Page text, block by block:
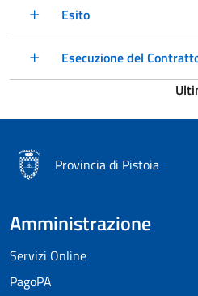
Esito
Esecuzione del
Provincia di Pistoia
Amministrazione
Servizi Online
PagoPA